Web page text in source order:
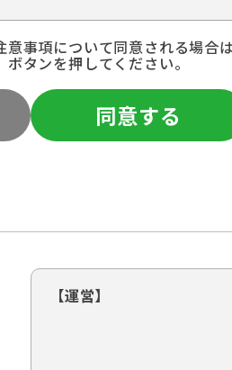
事項について同意される場合
タンを押してください。
同意する
【運営】